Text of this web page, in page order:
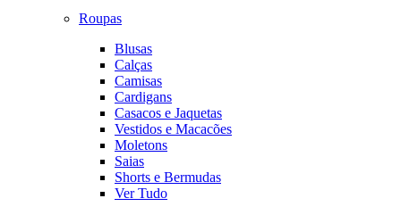
Roupas
Blusas
Calças
Camisas
Cardigans
Casacos e Jaquetas
Vestidos e Macacões
Moletons
Saias
Shorts e Bermudas
Ver Tudo